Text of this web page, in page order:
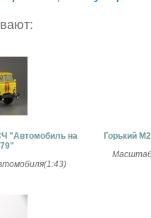
"Автомобиль на
Горький